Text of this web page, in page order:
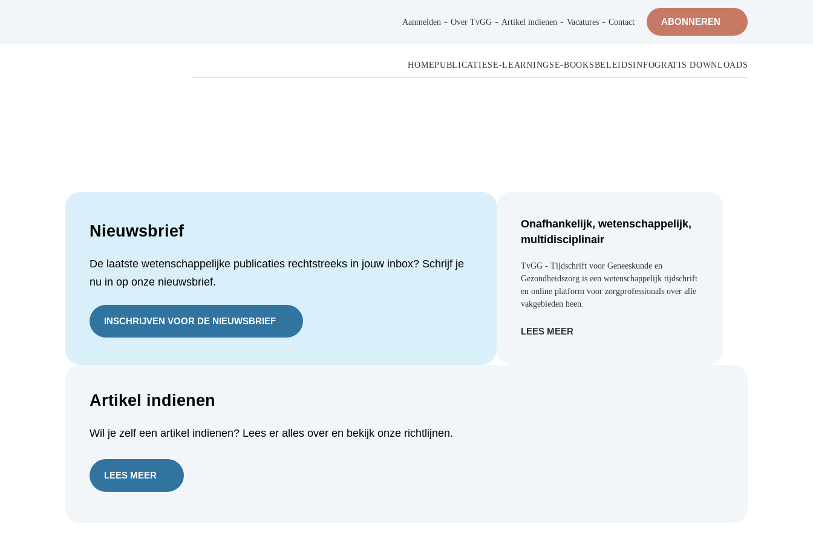
Aanmelden-Over TvGG-Artikel indienen-Vacatures-Contact ABONNEREN
HOMEPUBLICATIESE-LEARNINGSE-BOOKSBELEIDSINFOGRATIS DOWNLOADS
Schrijf je nu in op onze nieuwsbrief.
INSCHRIJVEN VOOR DE NIEUWSBRIEF
multidisciplinair
Gezondheidszorg is een wetenschappelijk
tijdschrift en online platform voor
zorgprofessionals over alle vakgebieden
heen.
LEES MEER
Artikel indienen
Wil je zelf een artikel indienen? Lees er alles over en bekijk onze richtlijnen.
LEES MEER